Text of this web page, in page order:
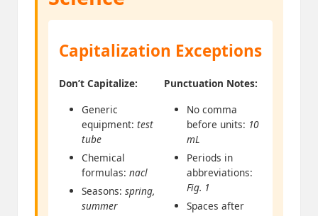
Capitalization Exceptions
Don’t Capitalize:
Generic
equipment: test
tube
Chemical
formulas: nacl
Seasons: spring,
summer
Punctuation Notes:
No comma
before units: 10
mL
Periods in
abbreviations:
Fig. 1
Spaces after